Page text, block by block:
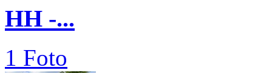
HH -...
1 Foto